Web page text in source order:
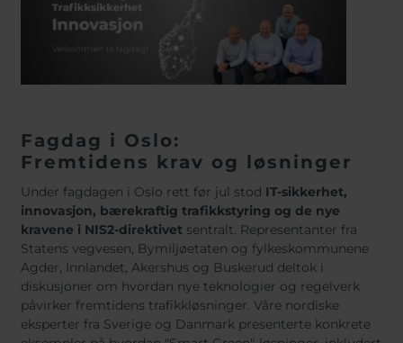
Fagdag i Oslo:
Fremtidens krav og løsninger
Under fagdagen i Oslo rett før jul stod IT-sikkerhet,
innovasjon, bærekraftig trafikkstyring og de nye
kravene i NIS2-direktivet sentralt. Representanter fra
Statens vegvesen, Bymiljøetaten og fylkeskommunene
Agder, Innlandet, Akershus og Buskerud deltok i
diskusjoner om hvordan nye teknologier og regelverk
påvirker fremtidens trafikkløsninger. Våre nordiske
eksperter fra Sverige og Danmark presenterte konkrete